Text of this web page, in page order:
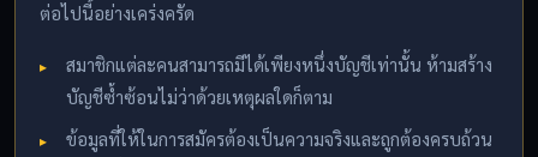
ต่อไปนี้อย่างเคร่งครัด
สมาชิกแต่ละคนสามารถมีได้เพียงหนึ่งบัญชีเท่านั้น ห้ามสร้าง
บัญชีซ้ำซ้อนไม่ว่าด้วยเหตุผลใดก็ตาม
ข้อมูลที่ให้ในการสมัครต้องเป็นความจริงและถูกต้องครบถ้วน